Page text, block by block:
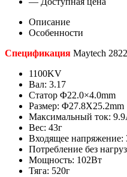
Описание
Особенности
Спецификация Maytech
1100KV
Вал: 3.17
Статор Φ22.0×4.0mm
Размер: Φ27.8X25.2mm
Максимальный ток:
Вес: 43г
Входящее напряжение:
Потребление без
Мощность: 102Вт
Тяга: 520г